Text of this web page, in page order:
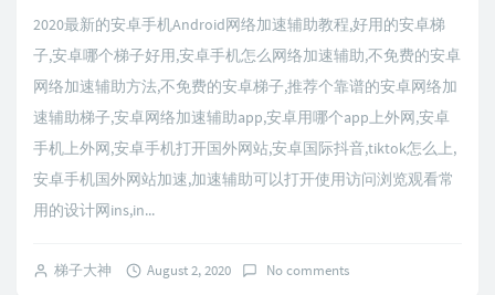
2020最新的安卓手机Android网络加速辅助教程,好用的安卓梯
子,安卓哪个梯子好用,安卓手机怎么网络加速辅助,不免费的安卓
网络加速辅助方法,不免费的安卓梯子,推荐个靠谱的安卓网络加
速辅助梯子,安卓网络加速辅助app,安卓用哪个app上外网,安卓
手机上外网,安卓手机打开国外网站,安卓国际抖音,tiktok怎么上,
安卓手机国外网站加速,加速辅助可以打开使用访问浏览观看常
用的设计网ins,in...
梯子大神 August 2, 2020 No comments